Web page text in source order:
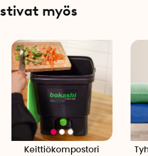
myös
Keittiökompostori